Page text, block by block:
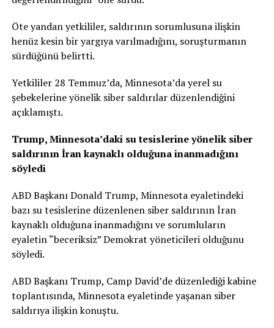
Öte yandan yetkililer, saldırının sorumlusuna ilişkin
henüz kesin bir yargıya varılmadığını, soruşturmanın
sürdüğünü belirtti.
Yetkililer 28 Temmuz’da, Minnesota’da yerel su
şebekelerine yönelik siber saldırılar düzenlendiğini
açıklamıştı.
Trump, Minnesota’daki su tesislerine yönelik siber
saldırının İran kaynaklı olduğuna inanmadığını
söyledi
ABD Başkanı Donald Trump, Minnesota eyaletindeki
bazı su tesislerine düzenlenen siber saldırının İran
kaynaklı olduğuna inanmadığını ve sorumluların
eyaletin “beceriksiz” Demokrat yöneticileri olduğunu
söyledi.
ABD Başkanı Trump, Camp David’de düzenlediği kabine
toplantısında, Minnesota eyaletinde yaşanan siber
saldırıya ilişkin konuştu.